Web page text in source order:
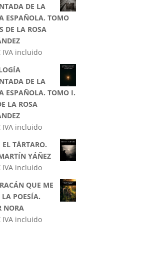
DE LA
ESPAÑOLA. TOMO
DE LA ROSA
IVA incluido
DE LA
ESPAÑOLA. TOMO I.
LA ROSA
IVA incluido
EL TÁRTARO.
YÁÑEZ
IVA incluido
QUE ME
LA POESÍA.
NORA
IVA incluido